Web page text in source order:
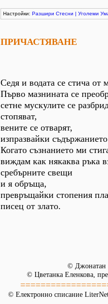
Настройки: Разшири Стесни | Уголеми
ПРИЧАСТЯВАНЕ
Седя и водата се стича от
Първо мазнината се
сетне мускулите се
стопяват,
вените се отварят,
изпразвайки
Когато съзнанието ми
виждам как някаква ръка
сребърните свещи
и я обръща,
превръщайки стопения
писец от злато.
© Джонатан
© Цветанка Еленкова,
© Електронно списание